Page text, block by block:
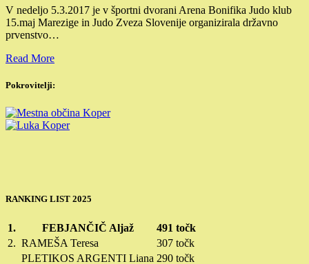
V nedeljo 5.3.2017 je v športni dvorani Arena Bonifika Judo klub
15.maj Marezige in Judo Zveza Slovenije organizirala državno
prvenstvo…
Read More
Pokrovitelji:
RANKING LIST 2025
1. FEBJANČIČ Aljaž
491 točk
2. RAMEŠA Teresa
307 točk
PLETIKOS ARGENTI Liana 290 točk